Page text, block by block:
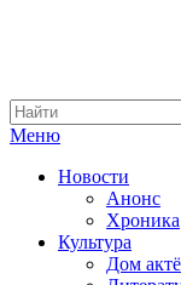
Меню
Новости
Анонс
Хроника
Культура
Дом